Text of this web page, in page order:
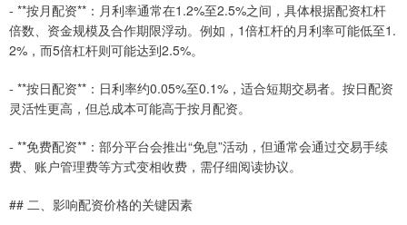
- **按月配资**：月利率通常在1.2%至2.5%之间，具体根据配资杠杆
倍数、资金规模及合作期限浮动。例如，1倍杠杆的月利率可能低至1.
2%，而5倍杠杆则可能达到2.5%。
- **按日配资**：日利率约0.05%至0.1%，适合短期交易者。按日配资
灵活性更高，但总成本可能高于按月配资。
- **免费配资**：部分平台会推出“免息”活动，但通常会通过交易手续
费、账户管理费等方式变相收费，需仔细阅读协议。
## 二、影响配资价格的关键因素